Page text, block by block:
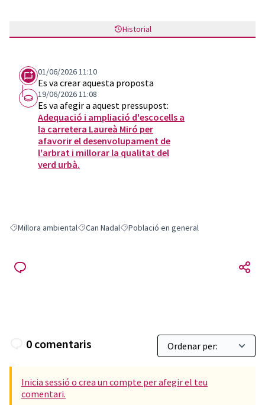
Historial
01/06/2026 11:10
Es va crear aquesta proposta
19/06/2026 11:08
Es va afegir a aquest pressupost:
Adequació i ampliació d'escocells a
la carretera Laureà Miró per
afavorir el desenvolupament de
l'arbrat i millorar la qualitat del
verd urbà.
Resultats en filtrar per: Millora ambiental
Millora ambientalResultats en filtrar per: Can Nadal
Can NadalResultats en filtrar per: Població en
Població en general
0 comentaris
Inicia sessió o crea un compte per afegir el teu
comentari.